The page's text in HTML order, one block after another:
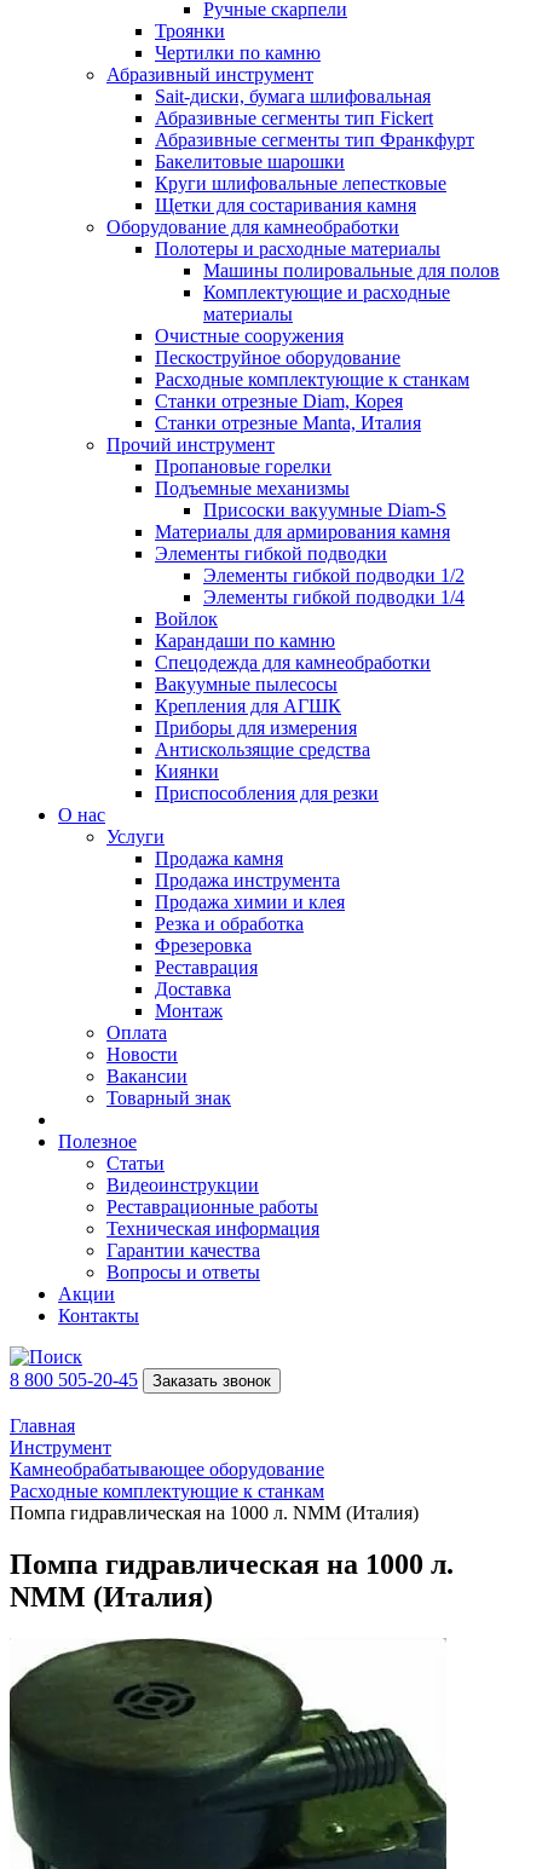
Ручные скарпели
Троянки
Чертилки по камню
Абразивный инструмент
Sait-диски, бумага шлифовальная
Абразивные сегменты тип Fickert
Абразивные сегменты тип Франкфурт
Бакелитовые шарошки
Круги шлифовальные лепестковые
Щетки для состаривания камня
Оборудование для камнеобработки
Полотеры и расходные материалы
Машины полировальные для полов
Комплектующие и расходные
материалы
Очистные сооружения
Пескоструйное оборудование
Расходные комплектующие к станкам
Станки отрезные Diam, Корея
Станки отрезные Manta, Италия
Прочий инструмент
Пропановые горелки
Подъeмные механизмы
Присоски вакуумные Diam-S
Материалы для армирования камня
Элементы гибкой подводки
Элементы гибкой подводки 1/2
Элементы гибкой подводки 1/4
Войлок
Карандаши по камню
Спецодежда для камнеобработки
Вакуумные пылесосы
Крепления для АГШК
Приборы для измерения
Антискользящие средства
Киянки
Приспособления для резки
О нас
Услуги
Продажа камня
Продажа инструмента
Продажа химии и клея
Резка и обработка
Фрезеровка
Реставрация
Доставка
Монтаж
Оплата
Новости
Вакансии
Товарный знак
Полезное
Статьи
Видеоинструкции
Реставрационные работы
Техническая информация
Гарантии качества
Вопросы и ответы
Акции
Контакты
8 800 505-20-45 Заказать звонок
Главная
Инструмент
Камнеобрабатывающее оборудование
Расходные комплектующие к станкам
Помпа гидравлическая на 1000 л. NMM (Италия)
Помпа гидравлическая на 1000 л.
NMM (Италия)